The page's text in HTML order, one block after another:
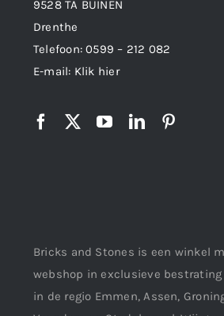
9528 TA BUINEN
Drenthe
Telefoon:0599 – 212 082
E-mail: Klik hier
Bricks and Stones is een winkel
webshop in exclusieve
in de regio Emmen, Assen,